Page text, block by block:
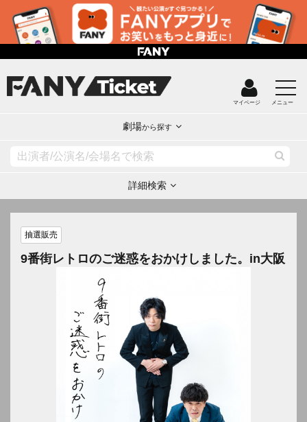
マイページ メニュー
劇場から探す
詳細検索
抽選販売
9番街レトロのご迷惑をおかけしました。in大阪